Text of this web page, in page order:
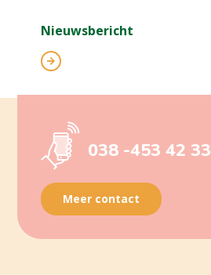
Nieuwsbericht
038 -453 42 33
Meer contact